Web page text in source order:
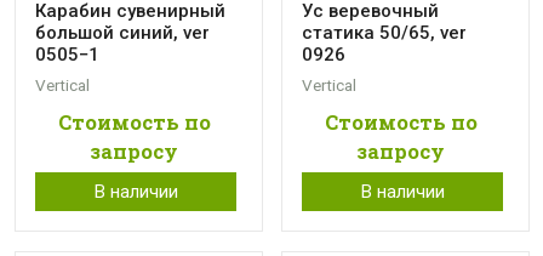
Карабин сувенирный
большой синий, ver
0505−1
Vertical
Стоимость по
запросу
В наличии
Ус веревочный
статика 50/65, ver
0926
Vertical
Стоимость по
запросу
В наличии